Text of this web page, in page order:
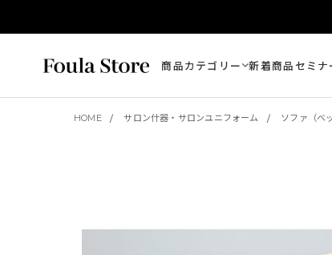
商品カテゴリー 新着商品セミナ
HOME サロン什器・サロンユニフォーム ソファ（ベ